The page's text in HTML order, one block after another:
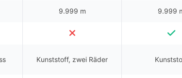
9.999 m 9.999
Kunststoff, zwei Räder